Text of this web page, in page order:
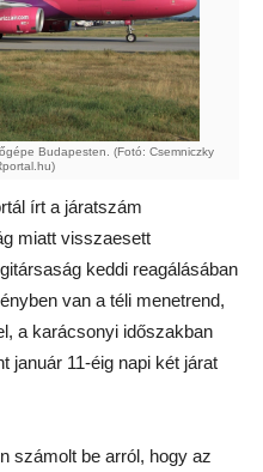
Budapesten. (Fotó: Csemniczky
írt a járatszám
miatt visszaesett
keddi reagálásában
van a téli menetrend,
a karácsonyi időszakban
január 11-éig napi két járat
számolt be arról, hogy az